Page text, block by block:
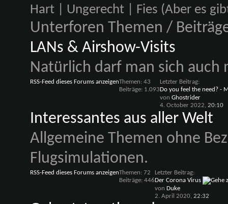
Hart | Ungerecht | Fies (Aber es
Unterforen Themen /
LANs & Airshow-Visits
Natürlich darf man sich auch
RSS-Feed dieses Forums anzeigenThemen: 43
Beiträge: 1.093
Letzter Beitrag:
Do you feel the need? -
von Ghostrider
4. October 2022, 20:10
Interessantes aus aller Welt
Allgemeine Themen ohne
Flugsimulationen.
RSS-Feed dieses Forums anzeigenThemen: 72
Beiträge: 446
Letzter Beitrag:
Der Corona Virus
von Duke
2. April 2020, 22:32